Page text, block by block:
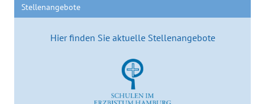
Stellenangebote
Hier finden Sie aktuelle Stellenangebote